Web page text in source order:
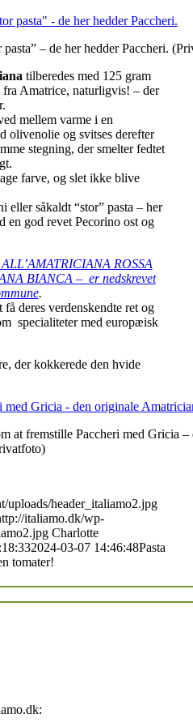
– de her hedder Paccheri.
tilberedes med 125 gram
Amatrice, naturligvis! – der
mellem varme i en
olivenolie og svitses derefter
stegning, der smelter fedtet
farve, og slet ikke blive
eller såkaldt “stor” pasta – her
en god revet Pecorino ost og
ROSSA
BIANCA – er nedskrevet
.
deres verdenskendte ret og
specialiteter med europæisk
der kokkerede den hvide
at fremstille Paccheri med Gricia
uploads/header_italiamo2.jpg
italiamo.dk/wp-
Charlotte
2024-03-07 14:46:48Pasta
tomater!